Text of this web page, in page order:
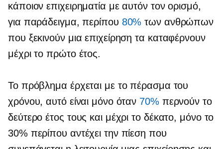
κάποιον επιχειρηματία με αυτόν τον ορισμό,
για παράδειγμα, περίπου 80% των ανθρώπων
που ξεκινούν μια επιχείρηση τα καταφέρνουν
μέχρι το πρώτο έτος.
Το πρόβλημα έρχεται με το πέρασμα του
χρόνου, αυτό είναι μόνο όταν 70% περνούν το
δεύτερο έτος τους και μέχρι το δέκατο, μόνο το
30% περίπου αντέχει την πίεση που